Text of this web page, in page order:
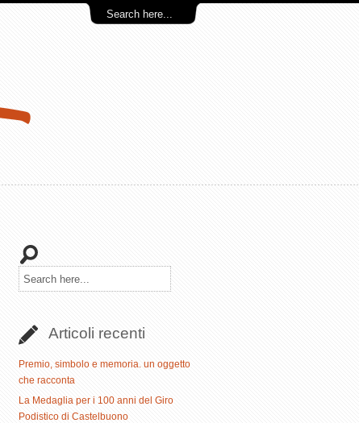
Articoli recenti
Premio, simbolo e memoria. un oggetto
che racconta
La Medaglia per i 100 anni del Giro
Podistico di Castelbuono